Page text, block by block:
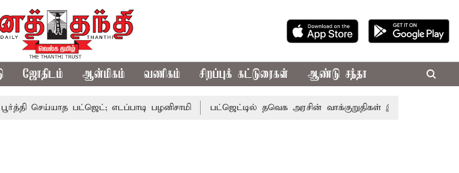
ஜோதிடம் ஆன்மிகம் வணிகம் சிறப்புக் கட்டுரைகள் ஆண்டு சந்தா
பட்ஜெட்; எடப்பாடி பழனிசாமி பட்ஜெட்டில் தவெக அரசின் வாக்குறுதிகள் இல்லை - எடப்பாடி